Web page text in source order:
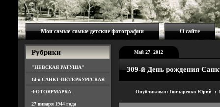
Мои самые-самые детские фотографии О сайте
Рубрики
"НЕВСКАЯ РАТУША"
14-я САНКТ-ПЕТЕРБУРГСКАЯ
ФОТОЯРМАРКА
27 января 1944 года
Май 27, 2012
309-й День рождения
Опубликовал: Гончаренко Юрий :